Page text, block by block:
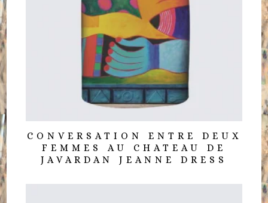
CONVERSATION ENTRE DEUX
FEMMES AU CHATEAU DE
JAVARDAN JEANNE DRESS